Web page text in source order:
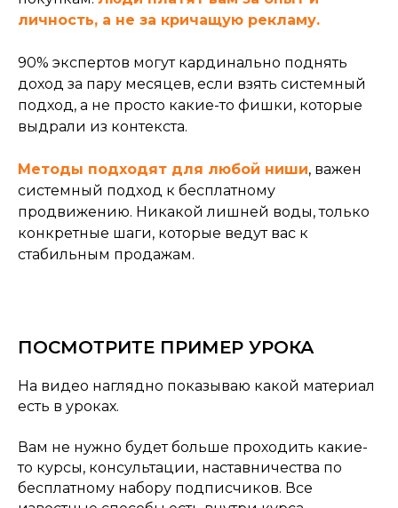
личность, а не за кричащую рекламу.
90% экспертов могут кардинально поднять
доход за пару месяцев, если взять системный
подход, а не просто какие-то фишки, которые
выдрали из контекста.
Методы подходят для любой ниши, важен
системный подход к бесплатному
продвижению. Никакой лишней воды, только
конкретные шаги, которые ведут вас к
стабильным продажам.
ПОСМОТРИТЕ ПРИМЕР УРОКА
На видео наглядно показываю какой материал
есть в уроках.
Вам не нужно будет больше проходить какие-
то курсы, консультации, наставничества по
бесплатному набору подписчиков. Все